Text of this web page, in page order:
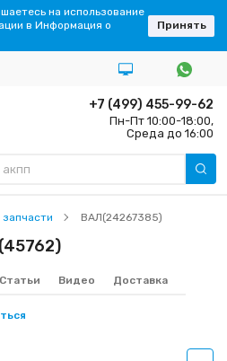
+7 (499) 455-99-62
Пн-Пт 10:00-18:00,
Среда до 16:00
ВАЛ(24267385)
Статьи Видео Доставка
на использование
в Информация о
Принять